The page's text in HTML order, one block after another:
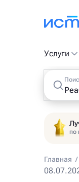
Услуги
по
Главная /